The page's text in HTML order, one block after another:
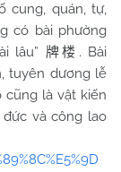
cung, quán, tự,
có bài phường
lâu”
牌楼 . Bài
tuyên dương lễ
cũng là vật kiến
và công lao